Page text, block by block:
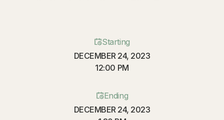
Starting
DECEMBER 24, 2023
12:00 PM
Ending
DECEMBER 24, 2023